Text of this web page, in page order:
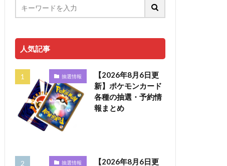
人気記事
抽選情報
【2026年8月6日更
新】ポケモンカード
各種の抽選・予約情
報まとめ
抽選情報
【2026年8月6日更